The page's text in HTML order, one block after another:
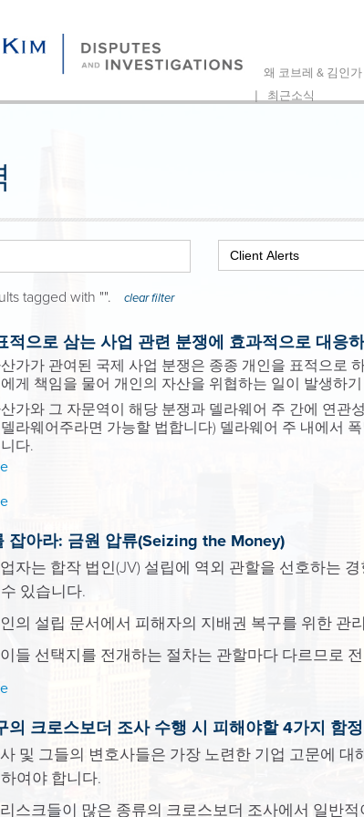
왜 코브레 & 김인가
| 최근소식
tagged with "". clear filter
적으로 삼는 사업 관련 분쟁에 효과적으로 대응
가가 관여된 국제 사업 분쟁은 종종 개인을 표적으로
게 책임을 물어 개인의 자산을 위협하는 일이 발생하
가와 그 자문역이 해당 분쟁과 델라웨어 주 간에 연관
라웨어주라면 가능할 법합니다) 델라웨어 주 내에서
다.
잡아라: 금원 압류(Seizing the Money)
자는 합작 법인(JV) 설립에 역외 관할을 선호하는
있습니다.
의 설립 문서에서 피해자의 지배권 복구를 위한 관
들 선택지를 전개하는 절차는 관할마다 다르므로
의 크로스보더 조사 수행 시 피해야할 4가지 함정
및 그들의 변호사들은 가장 노련한 기업 고문에
여야 합니다.
스크들이 많은 종류의 크로스보더 조사에서 일반